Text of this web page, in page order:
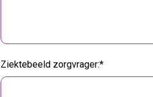
Ziektebeeld zorgvrager: